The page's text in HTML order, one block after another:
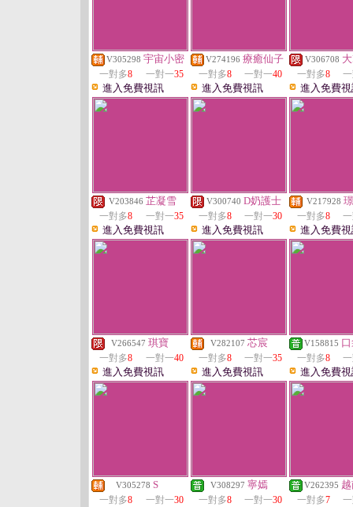
V305298 宇宙小密
一對多8 一對一35
進入免費視訊
V274196 療癒仙子
一對多8 一對一40
進入免費視訊
V306708
一對多8
進入免費
V203846 芷凝雪
一對多8 一對一35
進入免費視訊
V300740 D奶護士
一對多8 一對一30
進入免費視訊
V217928
一對多8
進入免費
V266547 琪寶
一對多8 一對一40
進入免費視訊
V282107 芯宸
一對多8 一對一35
進入免費視訊
V158815
一對多8
進入免費
V305278 S
一對多8 一對一30
V308297 寧嫣
一對多8 一對一30
V262395
一對多7